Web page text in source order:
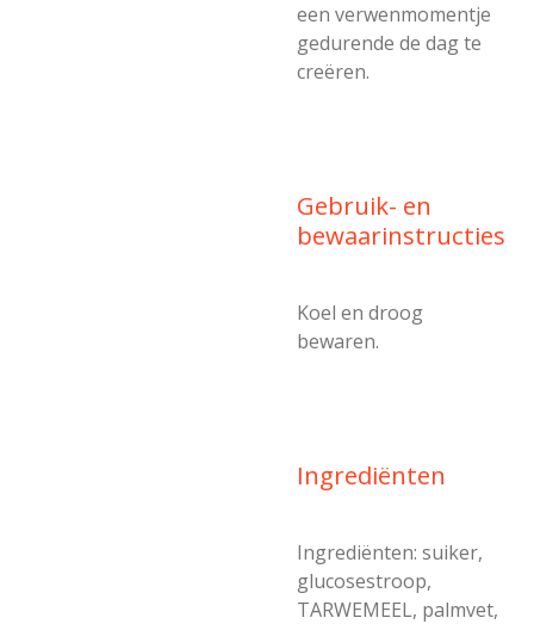
een verwenmomentje
gedurende de dag te
creëren.
Gebruik- en
bewaarinstructies
Koel en droog
bewaren.
Ingrediënten
Ingrediënten: suiker,
glucosestroop,
TARWEMEEL, palmvet,